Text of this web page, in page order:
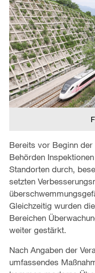
Bereits vor Beginn
Behörden
Standorten durch,
setzten
Gleichzeitig wurden
Bereichen
weiter gestärkt.
Nach Angaben der
umfassendes